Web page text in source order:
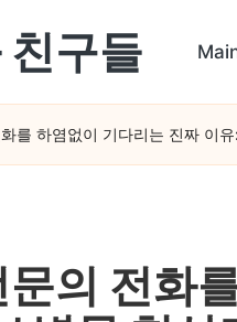
구들
를 하염없이 기다리는 진짜 이
의 전화